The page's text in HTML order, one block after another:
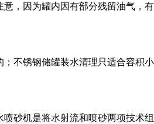
，因为罐内因有部分残留油气，
不锈钢储罐装水清理只适合容积
砂机是将水射流和喷砂两项技术